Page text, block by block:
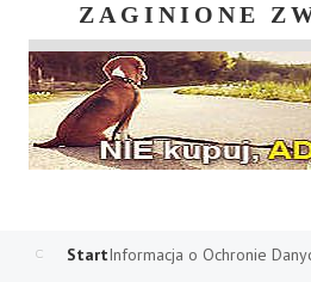
ZAGINIONE
StartInformacja o Ochronie